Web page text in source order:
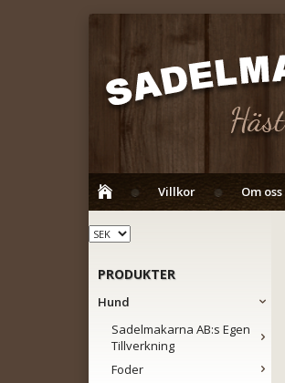
Villkor Om oss
PRODUKTER
Hund
Sadelmakarna AB:s Egen
Tillverkning
Foder